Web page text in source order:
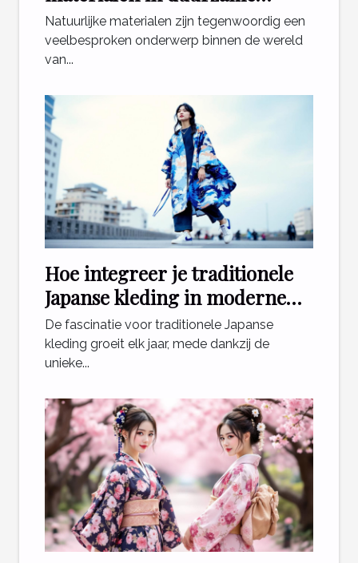
krabpalen
Natuurlijke materialen zijn tegenwoordig een
veelbesproken onderwerp binnen de wereld
van...
Hoe integreer je traditionele
Japanse kleding in moderne
outfits?
De fascinatie voor traditionele Japanse
kleding groeit elk jaar, mede dankzij de
unieke...